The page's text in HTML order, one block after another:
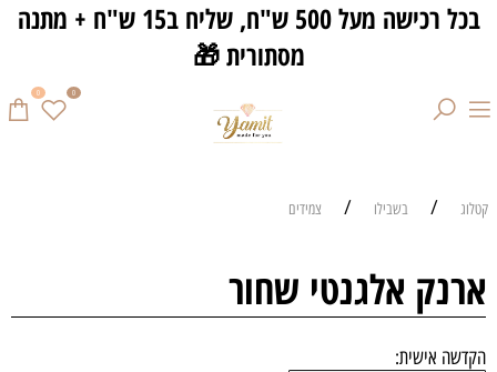
בכל רכישה מעל 500 ש"ח, שליח ב15 ש"ח + מתנה
מסתורית 🎁
0 0
קטלוג / בשבילו / צמידים
ארנק אלגנטי שחור
הקדשה אישית: